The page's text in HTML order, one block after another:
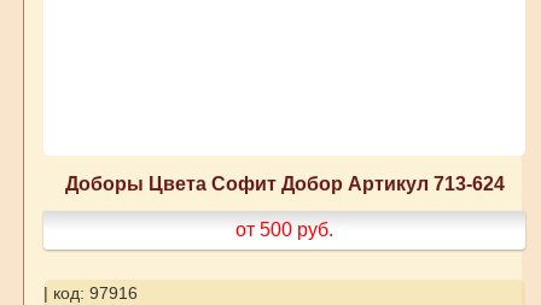
Доборы Цвета Софит Добор Артикул 713-624
от 500 руб.
| код: 97916